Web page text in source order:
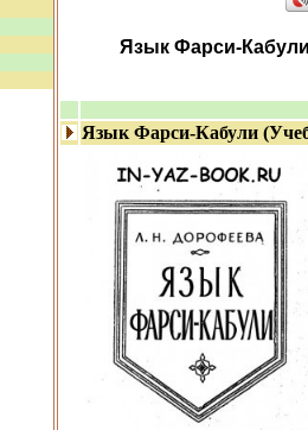
Язык Фарси-Кабули
Язык Фарси-Кабули